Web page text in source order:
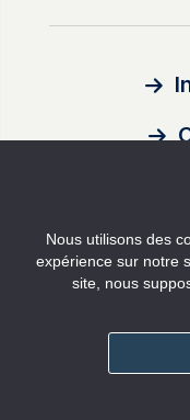
Nous utilisons des
expérience sur notre
site, nous